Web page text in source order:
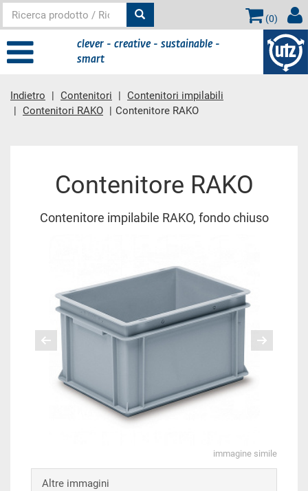
(0)
clever - creative - sustainable -
smart
Indietro Contenitori
Contenitori impilabili
Contenitori RAKO
Contenitore RAKO
Contenitore RAKO
Contenitore impilabile RAKO, fondo chiuso
immagine simile
Altre immagini